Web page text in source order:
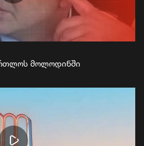
მოლოდინში